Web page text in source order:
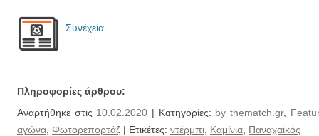
Συνέχεια…
Πληροφορίες άρθρου:
Αναρτήθηκε στις 10.02.2020 | Κατηγορίες: by thematch.gr,
αγώνα Φωτορεπορτάζ | Ετικέτες: ντέρμπι Καμίνια Παναχαϊκός